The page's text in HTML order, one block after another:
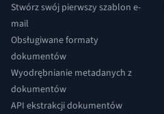
Stwórz swój pierwszy szablon e-
mail
Obsługiwane formaty
dokumentów
Wyodrębnianie metadanych z
dokumentów
API ekstrakcji dokumentów